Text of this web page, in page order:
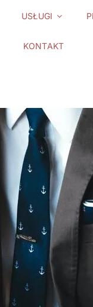
USŁUGI
KONTAKT